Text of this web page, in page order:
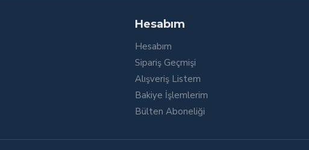
Hesabım
Hesabım
Sipariş Geçmişi
Alışveriş Listem
Bakiye İşlemlerim
Bülten Aboneliği